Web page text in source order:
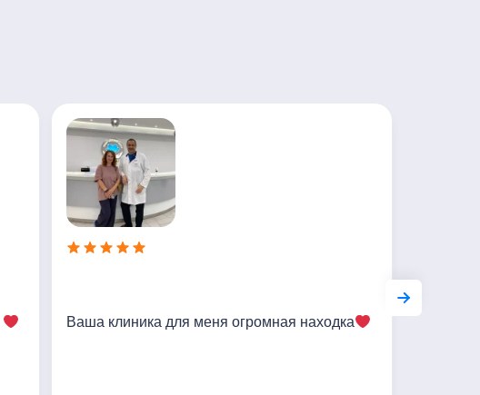
Ваша клиника для меня огромная находка